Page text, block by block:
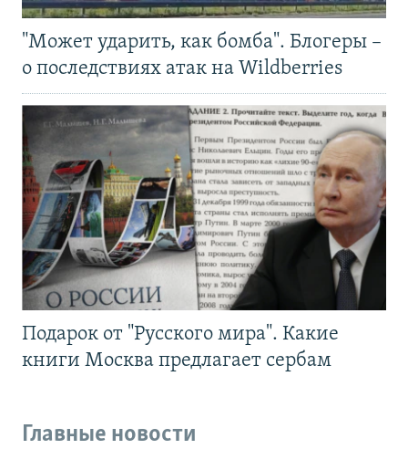
"Может ударить, как бомба". Блогеры –
о последствиях атак на Wildberries
Подарок от "Русского мира". Какие
книги Москва предлагает сербам
Главные новости